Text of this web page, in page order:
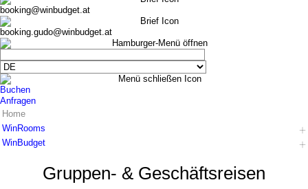
booking@winbudget.at
booking.gudo@winbudget.at
Buchen
Anfragen
Home
WinRooms
Hotel
Frühstück
WinBudget
Zimmer Wiener Neustadt
Zimmer Guntramsdorf
Gruppen- & Geschäfts­reisen